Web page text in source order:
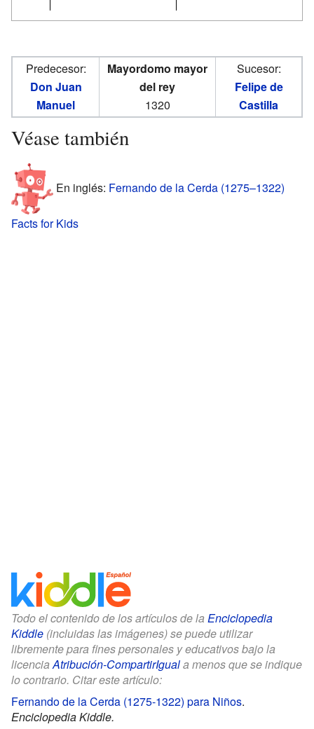
Predecesor:
Don Juan
Manuel
Mayordomo mayor
del rey
1320
Sucesor:
Felipe de
Castilla
Véase también
En inglés: Fernando de la Cerda (1275–1322)
Facts for Kids
Todo el contenido de los artículos de la Enciclopedia
Kiddle (incluidas las imágenes) se puede utilizar
libremente para fines personales y educativos bajo la
licencia Atribución-CompartirIguala menos que se indique
lo contrario. Citar este artículo:
Fernando de la Cerda (1275-1322) para Niños.
Enciclopedia Kiddle.